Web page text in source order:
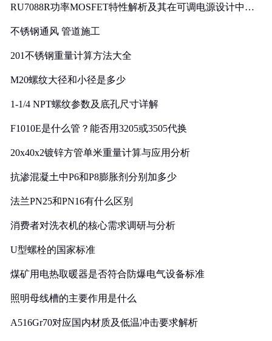
RU7088R功率MOSFET特性解析及其在可调电源设计中的
不锈钢通风 管道施工
201不锈钢重量计算方法大全
M20螺纹大径和小径是多少
1-1/4 NPT螺纹参数及底孔尺寸详解
F1010E是什么管？能否用3205或3505代换
20x40x2镀锌方管单米重量计算与应用分析
抗渗混凝土中P6和P8膨胀剂分别加多少
法兰PN25和PN16有什么区别
消费者对洗衣机的核心需求调研与分析
U型螺栓的国家标准
煤矿用电热取暖器是否符合防爆电气设备标准
照明母线槽的主要作用是什么
A516Gr70对应国内材质及低温冲击要求解析